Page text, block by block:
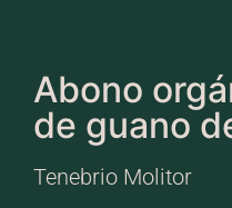
Abono
de guano
Tenebrio Molitor